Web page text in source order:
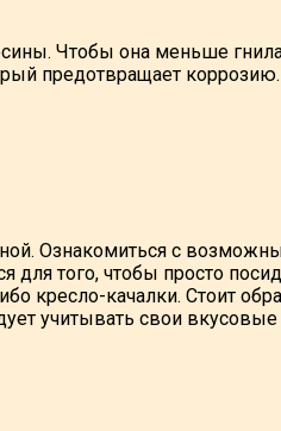
Чтобы она меньше
предотвращает
Ознакомиться с
для того, чтобы просто
кресло-качалки. Стоит
учитывать свои вкусовые